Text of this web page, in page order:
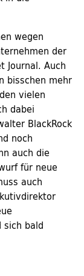
wegen
der
Journal. Auch
bisschen mehr
vielen
dabei
BlackRock
noch
auch die
für neue
auch
bald